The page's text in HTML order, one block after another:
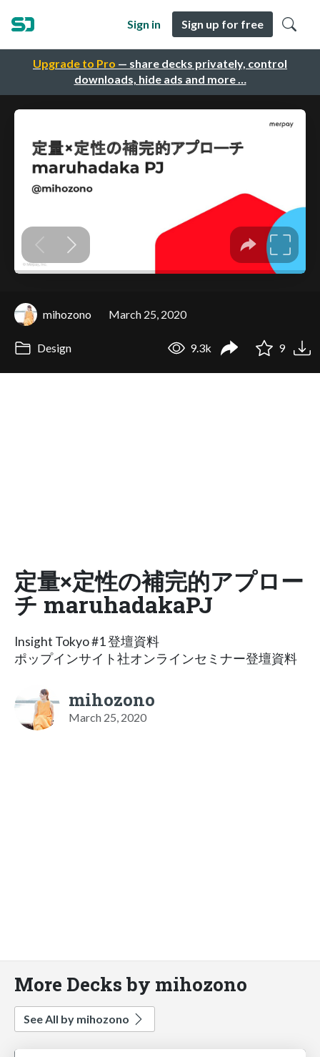
Upgrade to Pro — share decks privately, control
downloads, hide ads and more …
Sign in Sign up for free
mihozono March 25, 2020
Design 9.3k 9
定量×定性の補完的アプロー
チ maruhadakaPJ
Insight Tokyo #1 登壇資料
ポップインサイト社オンラインセミナー登壇資料
mihozono
March 25, 2020
More Decks by mihozono
See All by mihozono